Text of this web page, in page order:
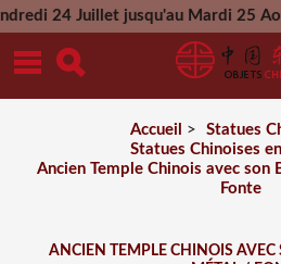
24 Juillet jusqu'au Mardi 25 Aout
Mercredi 26 Aout
Accueil > Statues
Statues Chinoises
Ancien Temple Chinois avec
Fonte
ANCIEN TEMPLE CHINOIS AVEC